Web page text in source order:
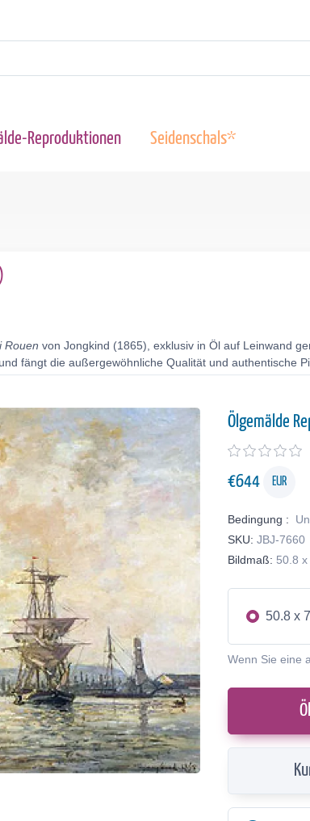
Reproduktionen Seidenschals*
Rouen von Jongkind (1865), exklusiv in Öl auf Leinwand
fängt die außergewöhnliche Qualität und authentische
Ölgemälde
€644 EUR
Bedingung :
SKU: JBJ-7660
Bildmaß: 50.8
50.8 x
Wenn Sie eine